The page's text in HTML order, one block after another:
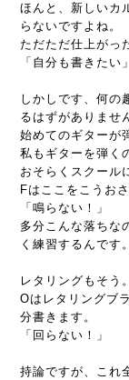
ほんと、新しいカ
らないですよね。
ただただ仕上がっ
「自分も書きたい
しかしです、何の
るはずがありませ
始めてのギターが
私もギターを弾く
おそらくスクール
Fはここをこうお
「鳴らない！」
多分こんな落ちな
く練習するんです。
レタリングもそう。
Oはレタリングブ
分書きます。
「回らない！」
持論ですが、これ